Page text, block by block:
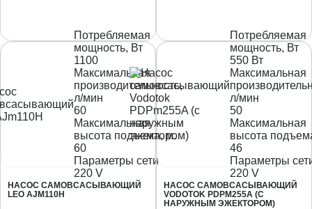
Потребляемая
мощность, Вт
1100
Максимальная
производительность,
л/мин
60
Максимальная
высота подъема, м.
60
Параметры сети
220 V
НАСОС САМОВСАСЫВАЮЩИЙ
LEO AJM110H
Потребляемая
мощность, Вт
550 Вт
Максимальная
л/мин
50
Максимальная
высота
46
Параметры
220 V
НАСОС САМОВСАСЫВАЮЩИЙ
VODOTOK PDPM255A (С
НАРУЖНЫМ ЭЖЕКТОРОМ)